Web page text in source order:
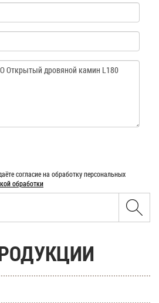
согласие на обработку персональных
обработки